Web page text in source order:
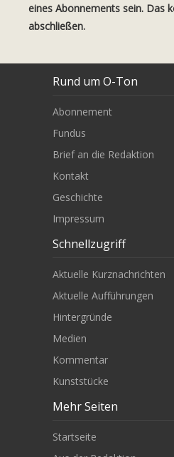
eines Abonnements sein. Das
abschließen.
Rund um O-Ton
Abonnement
Fundus
Brief an die Redaktion
Kontakt
Geschichte
Impressum
Schnellzugriff
Aktuelle Kurznachrichten
Aktuelle Aufführungen
Hintergründe
Medien
Kommentar
Kunststücke
Mehr Seiten
Startseite